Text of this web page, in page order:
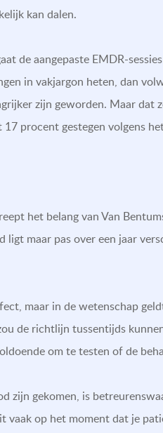
kan dalen.
de aangepaste EMDR-
in vakjargon heten, dan
zijn geworden. Maar dat
procent gestegen volgens
het belang van Van
maar pas over een jaar
maar in de wetenschap
de richtlijn tussentijds
om te testen of de
gekomen, is
op het moment dat je